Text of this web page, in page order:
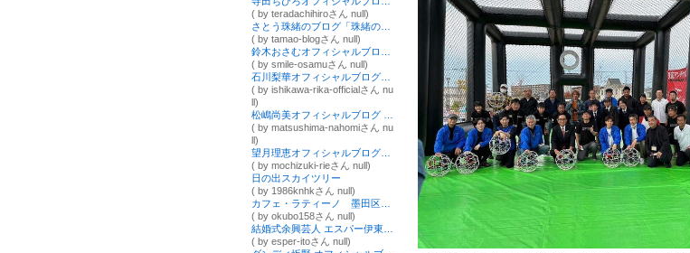
( by teradachihiroさん null)
( by tamao-blogさん null)
( by smile-osamuさん null)
( by ishikawa-rika-officialさん nu
ll)
( by matsushima-nahomiさん nu
ll)
( by mochizuki-rieさん null)
日の出スカイツリー
( by 1986knhkさん null)
( by okubo158さん null)
( by esper-itoさん null)